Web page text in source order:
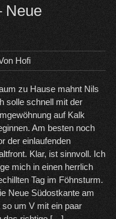
den
Neue
Hofi
zu Hause mahnt Nils
solle schnell mit der
auf Kalk
Am besten noch
der einlaufenden
Klar, ist sinnvoll. Ich
mich in einen herrlich
Tag im Föhnsturm.
Neue Südostkante am
um V mit ein paar